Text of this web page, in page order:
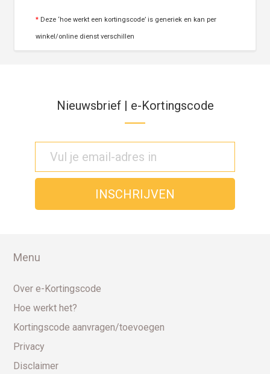
* Deze ‘hoe werkt een kortingscode’ is generiek en kan per
winkel/online dienst verschillen
Nieuwsbrief | e-Kortingscode
Menu
Over e-Kortingscode
Hoe werkt het?
Kortingscode aanvragen/toevoegen
Privacy
Disclaimer